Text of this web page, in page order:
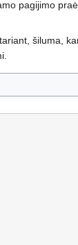
pagijimo
šiluma,